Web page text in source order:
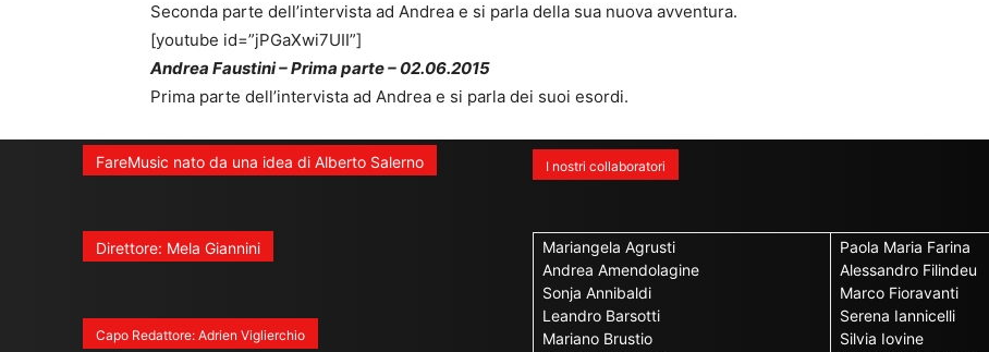
Seconda parte dell’intervista ad Andrea e si parla della sua nuova avventura.
[youtube id=”jPGaXwi7UII”]
Andrea Faustini – Prima parte – 02.06.2015
Prima parte dell’intervista ad Andrea e si parla dei suoi esordi.
FareMusic nato da una idea di Alberto Salerno
Direttore: Mela Giannini
Capo Redattore: Adrien Viglierchio
I nostri collaboratori
Mariangela Agrusti
Andrea Amendolagine
Sonja Annibaldi
Leandro Barsotti
Mariano Brustio
Paola Maria Farina
Alessandro Filindeu
Marco Fioravanti
Serena Iannicelli
Silvia Iovine